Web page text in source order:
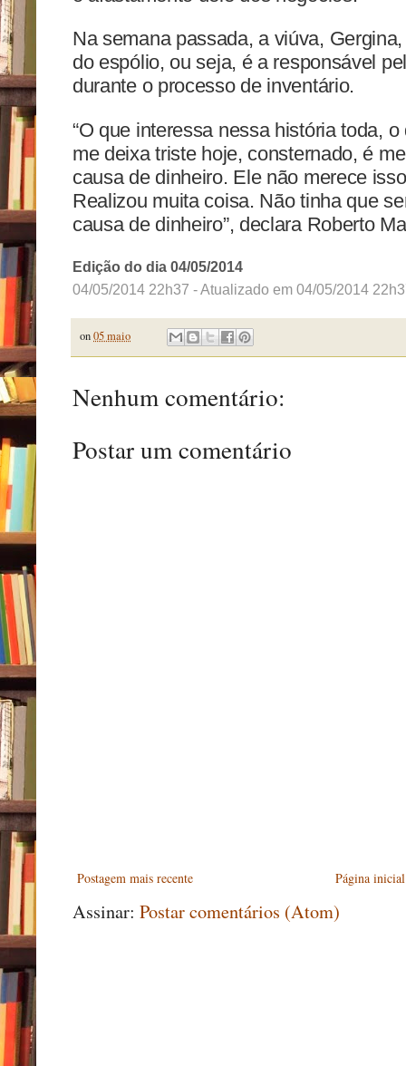
Na semana passada, a viúva,
do espólio, ou seja, é a responsável
durante o processo de inventário.
“O que interessa nessa história toda,
me deixa triste hoje, consternado, é
causa de dinheiro. Ele não merece
Realizou muita coisa. Não tinha que
causa de dinheiro”, declara Roberto
Edição do dia 04/05/2014
04/05/2014 22h37 - Atualizado em 04/05/2014
on05 maio
Nenhum comentário:
Postar um comentário
Postagem mais recente Página inicial
Assinar: Postar comentários (Atom)